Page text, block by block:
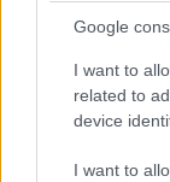
Google
I want to
related to
device
I want to
Παρασκευή
8 Αυγούστου